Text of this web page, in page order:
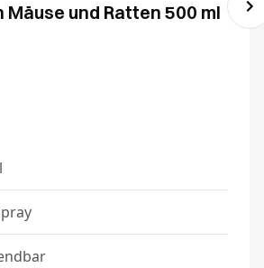
Mäuse und Ratten 500 ml